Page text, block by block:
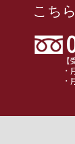
こちら